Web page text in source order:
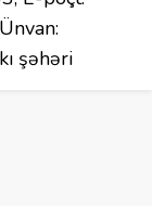
şəhəri